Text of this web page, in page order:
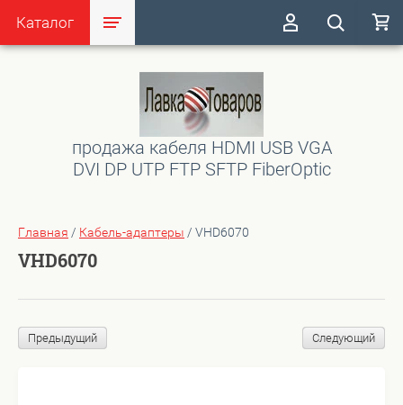
Каталог
продажа кабеля HDMI USB VGA
DVI DP UTP FTP SFTP FiberOptic
Главная / Кабель-адаптеры / VHD6070
VHD6070
Предыдущий Следующий